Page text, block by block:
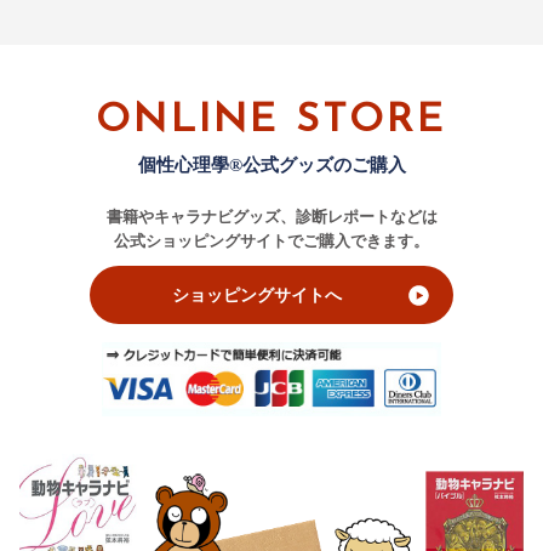
ONLINE STORE
個性心理學®公式グッズのご購入
書籍やキャラナビグッズ、診断レポートなどは
公式ショッピングサイトでご購入できます。
ショッピングサイトへ